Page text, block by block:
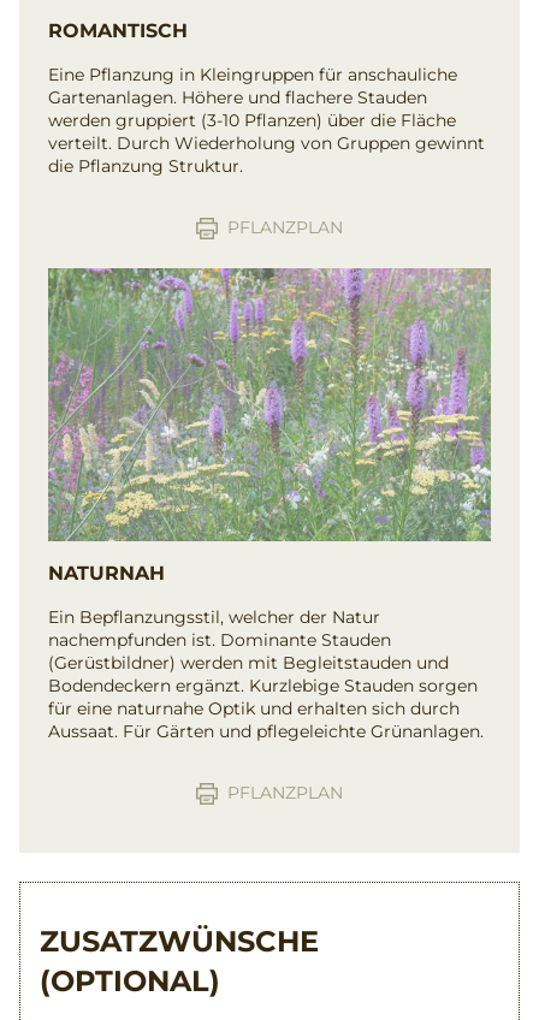
ROMANTISCH
Eine Pflanzung in Kleingruppen für anschauliche
Gartenanlagen. Höhere und flachere Stauden
werden gruppiert (3-10 Pflanzen) über die Fläche
verteilt. Durch Wiederholung von Gruppen gewinnt
die Pflanzung Struktur.
PFLANZPLAN
NATURNAH
Ein Bepflanzungsstil, welcher der Natur
nachempfunden ist. Dominante Stauden
(Gerüstbildner) werden mit Begleitstauden und
Bodendeckern ergänzt. Kurzlebige Stauden sorgen
für eine naturnahe Optik und erhalten sich durch
Aussaat. Für Gärten und pflegeleichte Grünanlagen.
PFLANZPLAN
ZUSATZWÜNSCHE
(OPTIONAL)